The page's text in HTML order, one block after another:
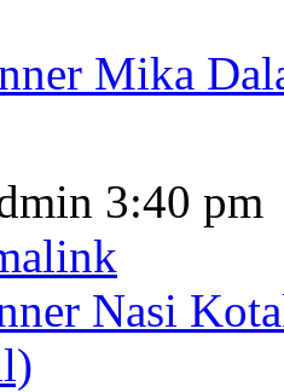
Mika
3:40 pm
Nasi